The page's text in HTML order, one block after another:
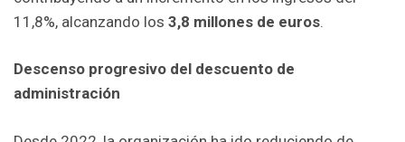
11,8%, alcanzando los 3,8 millones de euros.
Descenso progresivo del descuento de
administración